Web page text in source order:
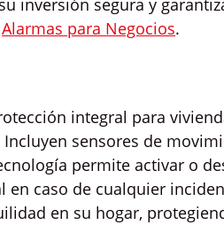
inversión segura y
Alarmas para Negocios.
integral para
sensores de
permite activar o
caso de cualquier
en su hogar,